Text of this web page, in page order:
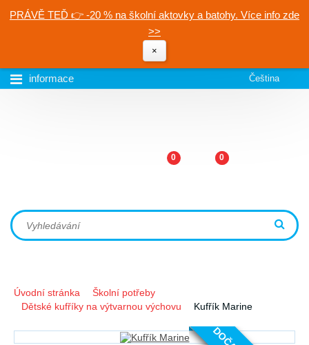
PRÁVĚ TEĎ 👉 -20 % na školní aktovky a batohy. Více info zde
>>
×
informace Čeština
0 0
Úvodní stránka
Školní potřeby
Dětské kufříky na výtvarnou výchovu
Kufřík Marine